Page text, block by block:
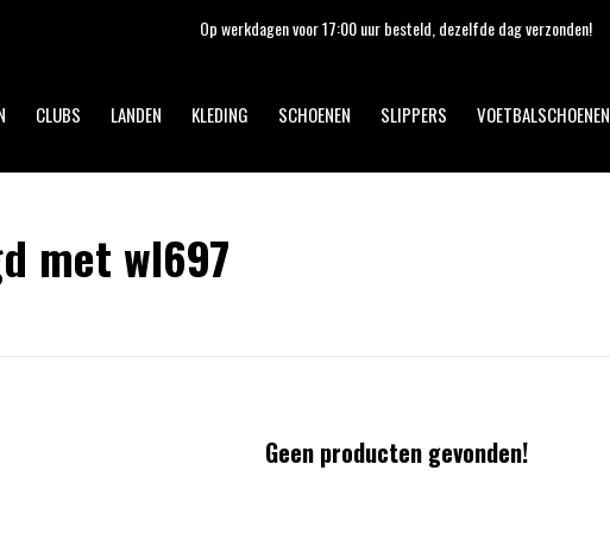
CLUBS LANDEN KLEDING SCHOENEN SLIPPERS VOETBALSCHOENEN
Op werkdagen voor 17:00 uur besteld, dezelfde dag verzonden!
met wl697
Geen producten gevonden!